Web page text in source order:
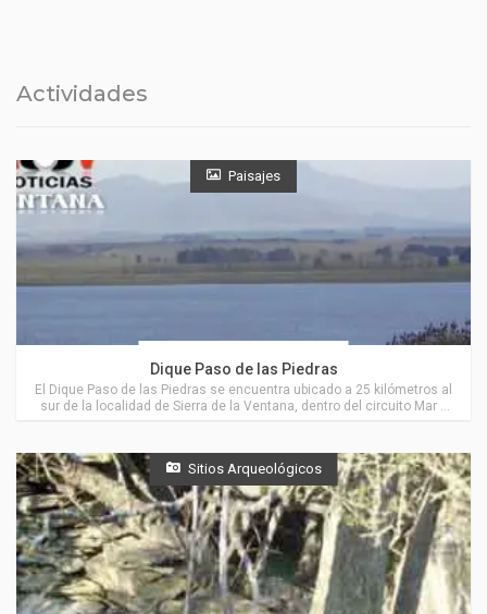
Actividades
Paisajes
Dique Paso de las Piedras
El Dique Paso de las Piedras se encuentra ubicado a 25 kilómetros al
sur de la localidad de Sierra de la Ventana, dentro del circuito Mar y
Sitios Arqueológicos